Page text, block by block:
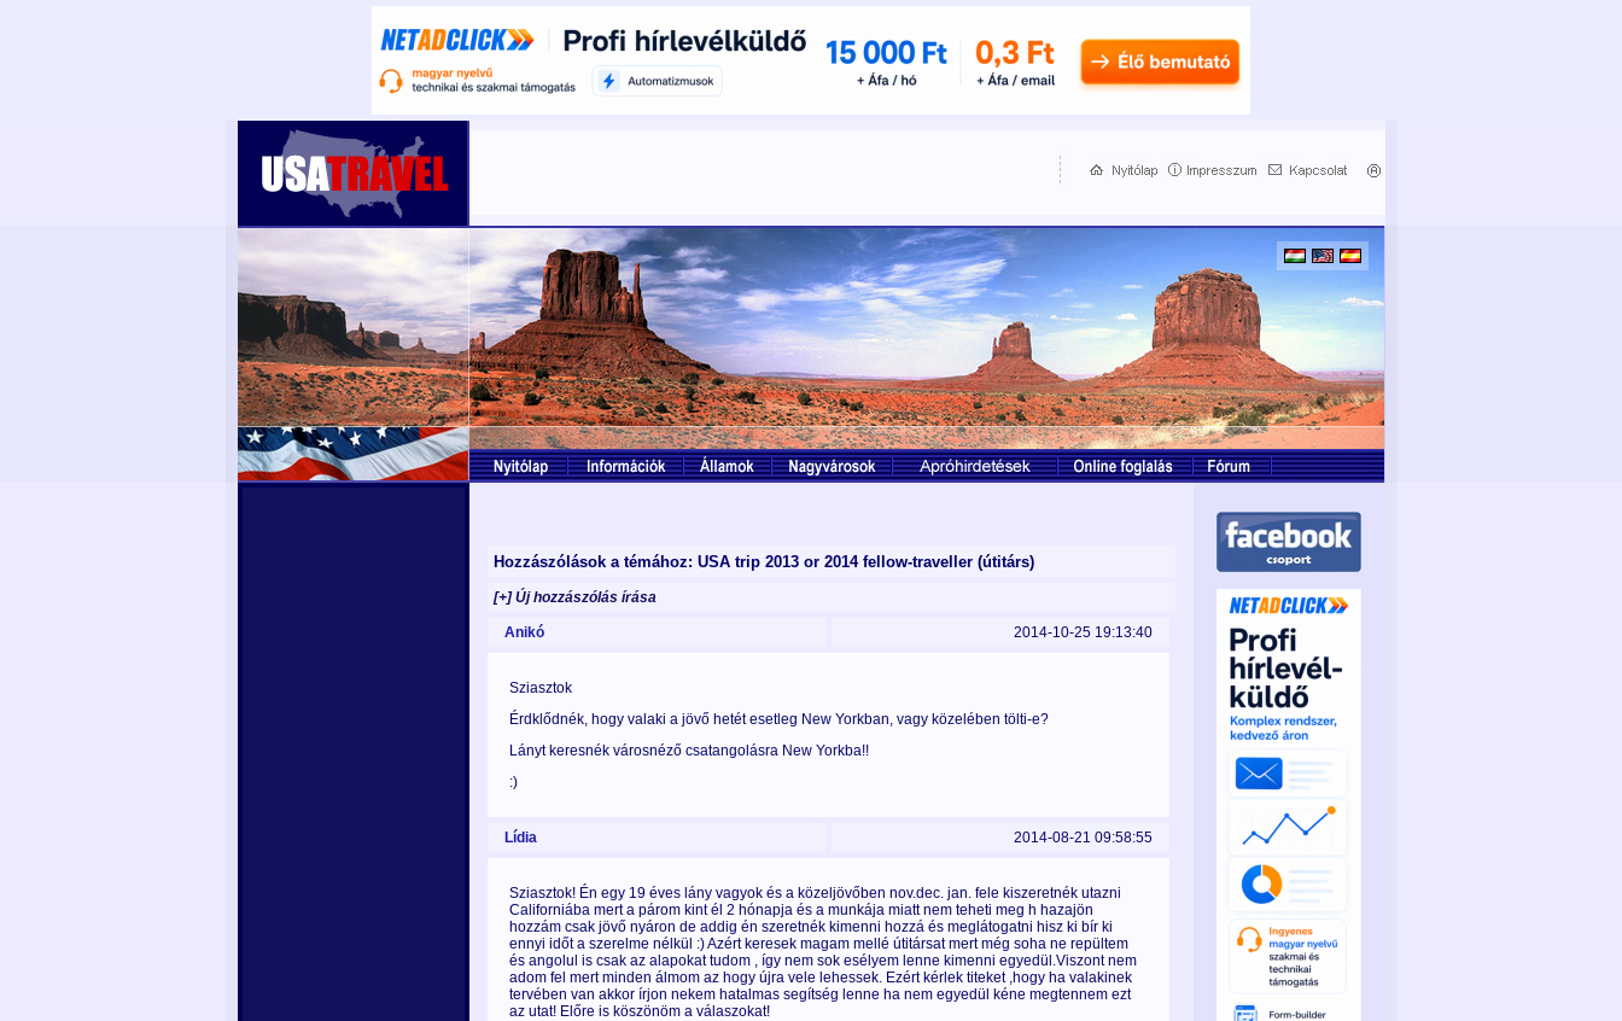
Hozzászólások a témához: USA trip 2013 or 2014 fellow-traveller (útitárs)
[+] Új hozzászólás írása
Anikó 2014-10-25 19:13:40
Sziasztok
Érdklődnék, hogy valaki a jövő hetét esetleg New Yorkban, vagy közelében tölti-e?
Lányt keresnék városnéző csatangolásra New Yorkba!!
:)
Lídia 2014-08-21 09:58:55
Sziasztok! Én egy 19 éves lány vagyok és a közeljövőben nov.dec. jan. fele kiszeretnék utazni
Californiába mert a párom kint él 2 hónapja és a munkája miatt nem teheti meg h hazajön
hozzám csak jövő nyáron de addig én szeretnék kimenni hozzá és meglátogatni hisz ki bír ki
ennyi időt a szerelme nélkül :) Azért keresek magam mellé útitársat mert még soha ne repültem
és angolul is csak az alapokat tudom , így nem sok esélyem lenne kimenni egyedül.Viszont nem
adom fel mert minden álmom az hogy újra vele lehessek. Ezért kérlek titeket ,hogy ha valakinek
tervében van akkor írjon nekem hatalmas segítség lenne ha nem egyedül kéne megtennem ezt
az utat! Előre is köszönöm a válaszokat!